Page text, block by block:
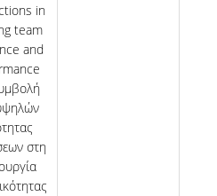
in
team
and
στη